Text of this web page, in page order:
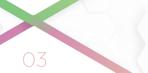
03